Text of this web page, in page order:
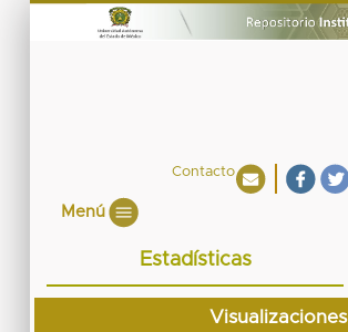
Contacto
Menú
Estadísticas
Visualizaciones